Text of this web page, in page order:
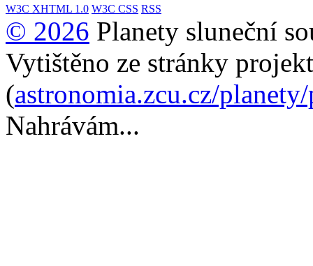
W3C XHTML 1.0 W3C CSS RSS
© 2026 Planety sluneční
Vytištěno ze stránky
(astronomia.zcu.cz/
Nahrávám...